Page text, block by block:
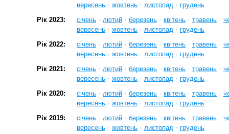
вересень · жовтень · листопад · грудень
Рік 2023:
січень · лютий · березень · квітень · травень ·
вересень · жовтень · листопад · грудень
Рік 2022:
січень · лютий · березень · квітень · травень ·
вересень · жовтень · листопад · грудень
Рік 2021:
січень · лютий · березень · квітень · травень ·
вересень · жовтень · листопад · грудень
Рік 2020:
січень · лютий · березень · квітень · травень ·
вересень · жовтень · листопад · грудень
Рік 2019:
січень · лютий · березень · квітень · травень ·
вересень · жовтень · листопад · грудень